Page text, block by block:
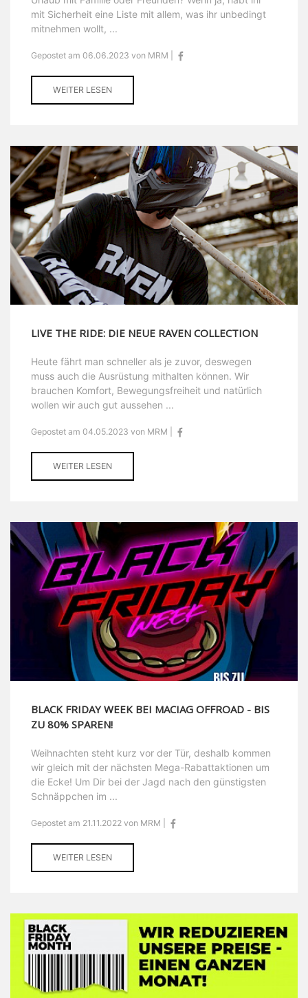
mit Sicherheit eine Liste mit allem, was ihr unbedingt
mitnehmen wollt, ...
Gepostet am 06.06.2023 von MRM |
WEITER LESEN
LIVE THE RIDE: DIE NEUE RAVEN COLLECTION
Heute fährt man schneller als je zuvor, deswegen
muss auch die Ausrüstung mithalten können. Wir
brauchen Komfort, Bewegungsfreiheit und natürlich
wollen wir auch gut aussehen ...
Gepostet am 04.05.2023 von MRM |
WEITER LESEN
BLACK FRIDAY WEEK BEI MACIAG OFFROAD - BIS
ZU 80% SPAREN!
Weihnachten steht kurz vor der Tür, deshalb kommen
wir gleich mit der nächsten Mega-Rabattaktionen um
die Ecke! Um Dir bei der Jagd nach den günstigsten
Schnäppchen im ...
Gepostet am 21.11.2022 von MRM |
WEITER LESEN